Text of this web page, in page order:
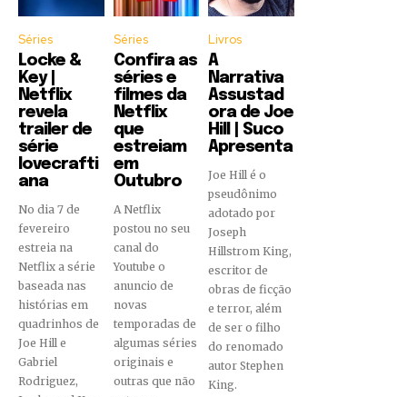
Séries
Locke &
Key |
Netflix
revela
trailer de
série
lovecrafti
ana
No dia 7 de
fevereiro
estreia na
Netflix a série
baseada nas
histórias em
quadrinhos de
Joe Hill e
Gabriel
Rodriguez,
Séries
Confira as
séries e
filmes da
Netflix
que
estreiam
em
Outubro
A Netflix
postou no seu
canal do
Youtube o
anuncio de
novas
temporadas de
algumas séries
originais e
outras que não
Livros
A
Narrativa
Assustad
ora de Joe
Hill | Suco
Apresenta
Joe Hill é o
pseudônimo
adotado por
Joseph
Hillstrom King,
escritor de
obras de ficção
e terror, além
de ser o filho
do renomado
autor Stephen
King.